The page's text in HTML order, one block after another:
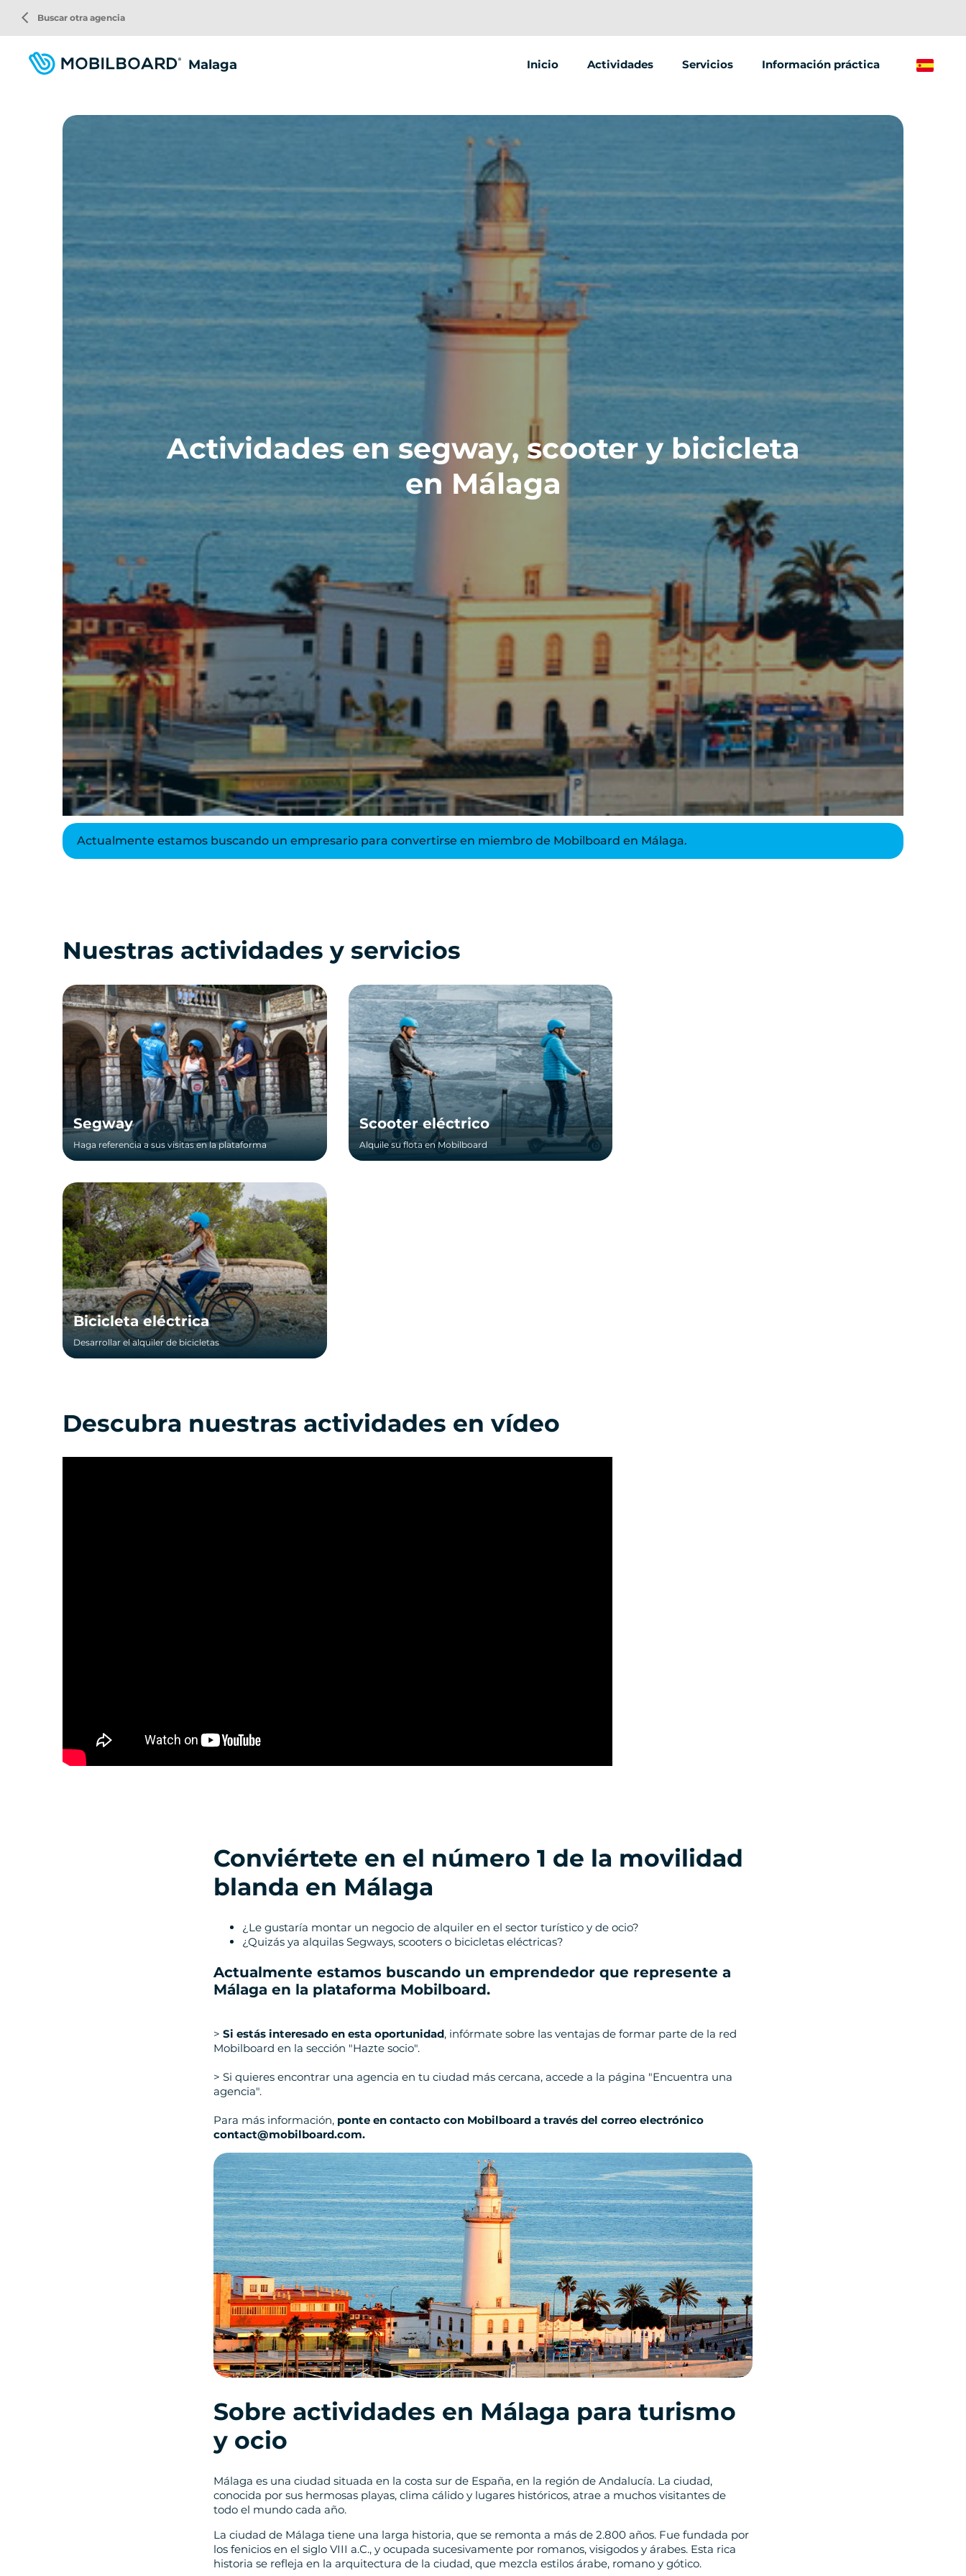
contenido
principal
Malaga Inicio Actividades Servicios Información práctica
arrow_back_ios Buscar otra agencia
Spanish
Actividades en segway, scooter y bicicleta
en Málaga
Actualmente estamos buscando un empresario para convertirse en miembro de Mobilboard en Málaga.
Nuestras actividades y servicios
Segway
Haga referencia a sus visitas en la plataforma
Scooter eléctrico
Alquile su flota en Mobilboard
Bicicleta eléctrica
Desarrollar el alquiler de bicicletas
Descubra nuestras actividades en vídeo
Conviértete en el número 1 de la movilidad
blanda en Málaga
¿Le gustaría montar un negocio de alquiler en el sector turístico y de ocio?
¿Quizás ya alquilas Segways, scooters o bicicletas eléctricas?
Actualmente estamos buscando un emprendedor que represente a
Málaga en la plataforma Mobilboard.
> Si estás interesado en esta oportunidad, infórmate sobre las ventajas de formar parte de la red
Mobilboard en la sección "Hazte socio".
> Si quieres encontrar una agencia en tu ciudad más cercana, accede a la página "Encuentra una
agencia".
Para más información, ponte en contacto con Mobilboard a través del correo electrónico
contact@mobilboard.com.
Sobre actividades en Málaga para turismo
y ocio
Málaga es una ciudad situada en la costa sur de España, en la región de Andalucía. La ciudad,
conocida por sus hermosas playas, clima cálido y lugares históricos, atrae a muchos visitantes de
todo el mundo cada año.
La ciudad de Málaga tiene una larga historia, que se remonta a más de 2.800 años. Fue fundada por
los fenicios en el siglo VIII a.C., y ocupada sucesivamente por romanos, visigodos y árabes. Esta rica
historia se refleja en la arquitectura de la ciudad, que mezcla estilos árabe, romano y gótico.